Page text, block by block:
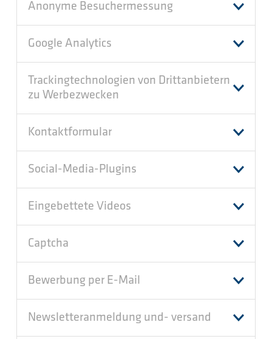
Anonyme Besuchermessung
Google Analytics
Trackingtechnologien von Drittanbietern
zu Werbezwecken
Kontaktformular
Social-Media-Plugins
Eingebettete Videos
Captcha
Bewerbung per E-Mail
Newsletteranmeldung und- versand